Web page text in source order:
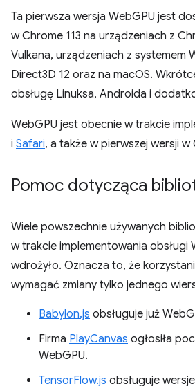
Ta pierwsza wersja WebGPU jest
w Chrome 113 na urządzeniach z
Vulkana, urządzeniach z systemem
Direct3D 12 oraz na macOS.
obsługę Linuksa, Androida i
WebGPU jest obecnie w trakcie
i Safari, a także w pierwszej wersji w
Pomoc dotycząca
Wiele powszechnie używanych
w trakcie implementowania obsługi
wdrożyło. Oznacza to, że
wymagać zmiany tylko jednego
Babylon.js obsługuje już
Firma PlayCanvas ogłosiła
WebGPU.
TensorFlow.js obsługuje